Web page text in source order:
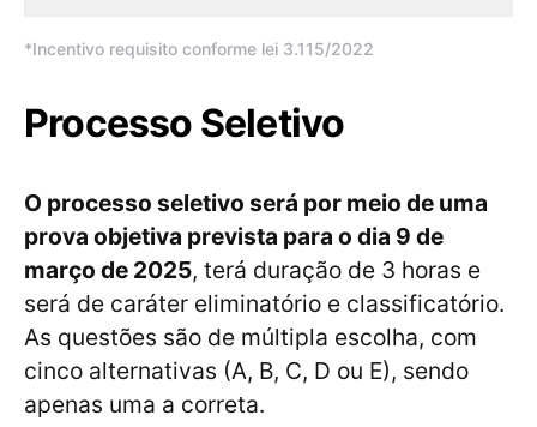
*Incentivo requisito conforme lei 3.115/2022
Processo Seletivo
O processo seletivo será por meio de uma
prova objetiva prevista para o dia 9 de
março de 2025, terá duração de 3 horas e
será de caráter eliminatório e classificatório.
As questões são de múltipla escolha, com
cinco alternativas (A, B, C, D ou E), sendo
apenas uma a correta.